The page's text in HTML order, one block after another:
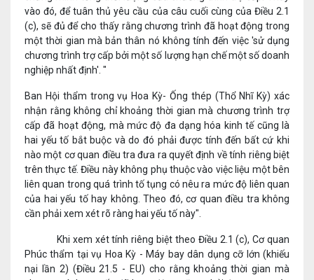
vào đó, để tuân thủ yêu cầu của câu cuối cùng của Điều 2.1
(c), sẽ đủ để cho thấy rằng chương trình đã hoạt động trong
một thời gian mà bản thân nó không tính đến việc 'sử dụng
chương trình trợ cấp bởi một số lượng hạn chế một số doanh
nghiệp nhất định'. "
Ban Hội thẩm trong vụ Hoa Kỳ- Ống thép (Thổ Nhĩ Kỳ) xác
nhận rằng không chỉ khoảng thời gian mà chương trình trợ
cấp đã hoạt động, mà mức độ đa dạng hóa kinh tế cũng là
hai yếu tố bắt buộc và do đó phải được tính đến bất cứ khi
nào một cơ quan điều tra đưa ra quyết định về tính riêng biệt
trên thực tế. Điều này không phụ thuộc vào việc liệu một bên
liên quan trong quá trình tố tụng có nêu ra mức độ liên quan
của hai yếu tố hay không. Theo đó, cơ quan điều tra không
cần phải xem xét rõ ràng hai yếu tố này".
Khi xem xét tính riêng biệt theo Điều 2.1 (c), Cơ quan
Phúc thẩm tại vụ Hoa Kỳ - Máy bay dân dụng cỡ lớn (khiếu
nại lần 2) (Điều 21.5 - EU) cho rằng khoảng thời gian mà